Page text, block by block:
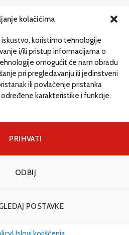
kolačićima
koristimo tehnologije
i/ili pristup informacijama o
omogućit će nam obradu
pri pregledavanju ili jedinstveni
ili povlačenje pristanka
karakteristike i funkcije.
PRIHVATI
ODBIJ
POSTAVKE
Policy (EU)